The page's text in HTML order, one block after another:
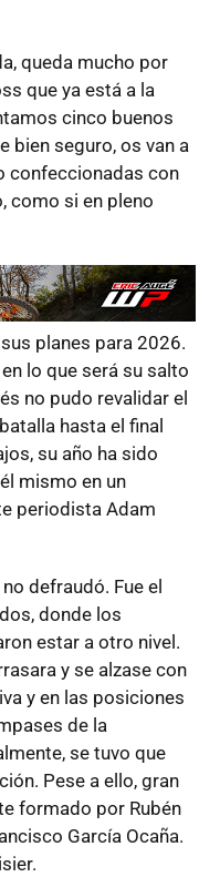
queda mucho por
que ya está a la
cinco buenos
bien seguro, os van a
confeccionadas con
como si en pleno
planes para 2026.
lo que será su salto
no pudo revalidar el
hasta el final
su año ha sido
mismo en un
periodista Adam
defraudó. Fue el
donde los
estar a otro nivel.
y se alzase con
y en las posiciones
de la
se tuvo que
Pese a ello, gran
formado por Rubén
García Ocaña.